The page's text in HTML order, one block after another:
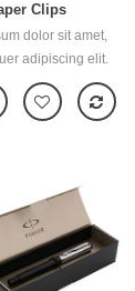
Clips
dolor sit amet,
adipiscing elit.
ligula eget
massa. Cum sociis
pellentesque eu,